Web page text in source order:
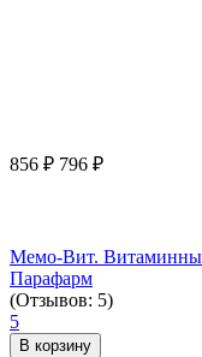
856 ₽ 796 ₽
Мемо-Вит.
Парафарм
(Отзывов: 5)
5
В корзину